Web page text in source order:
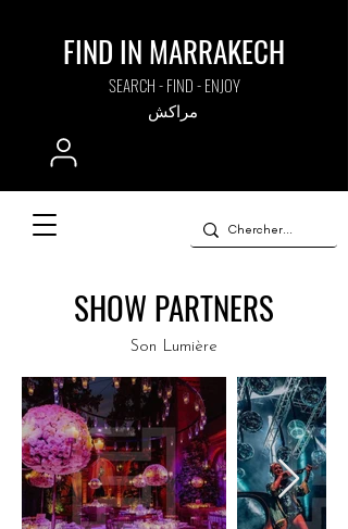
FIND IN MARRAKECH
SEARCH - FIND - ENJOY
مراكش
SHOW PARTNERS
Son Lumière